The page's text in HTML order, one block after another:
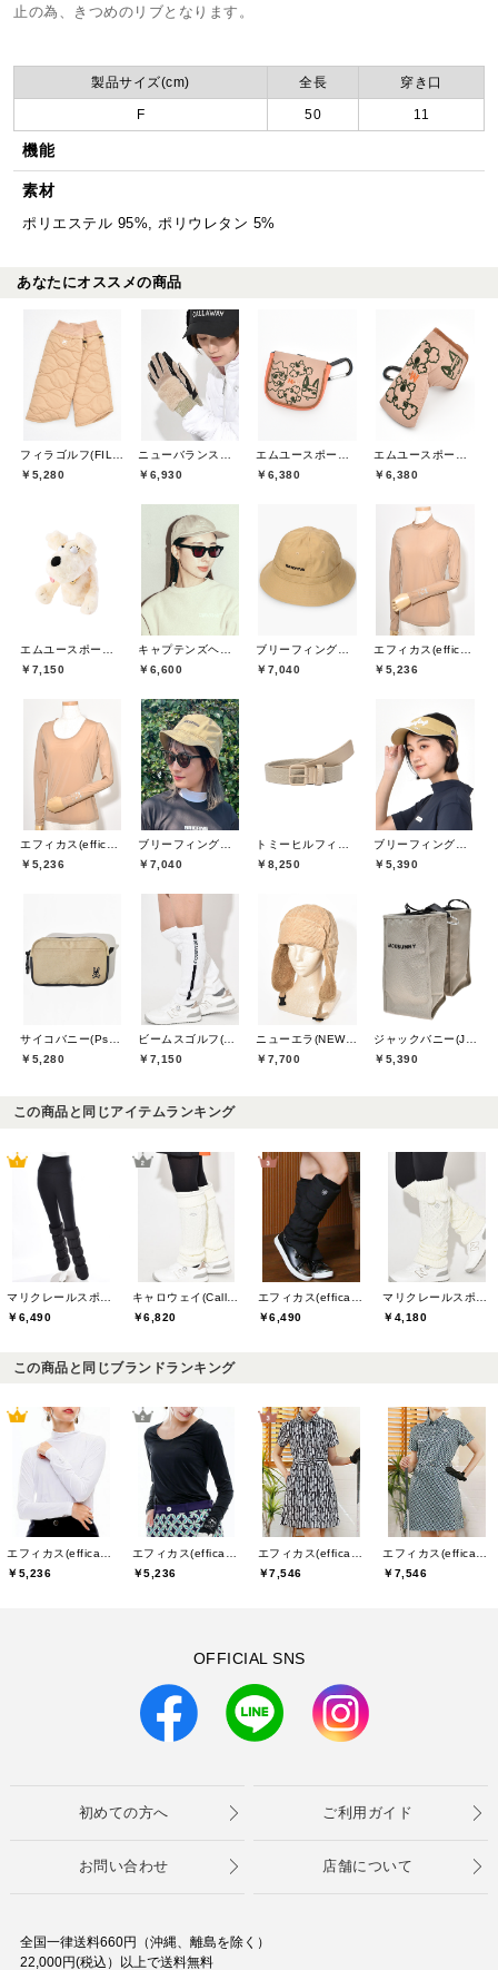
止の為、きつめのリブとなります。
製品サイズ(cm) 全長 穿き口
F 50 11
機能
素材
ポリエステル 95%, ポリウレタン 5%
あなたにオススメの商品
フィラゴルフ(FILA GOLF)
￥5,280
ニューバランスゴルフ(New Balance Golf)
￥6,930
エムユースポーツ(M・U SPORTS)
￥6,380
エムユースポーツ(M・U SPORTS)
￥6,380
エムユースポーツ(M・U SPORTS)
￥7,150
キャプテンズヘルムゴルフ(Captains Helm Golf)
￥6,600
ブリーフィングゴルフ(BRIEFING GOLF)
￥7,040
エフィカス(efficace)
￥5,236
エフィカス(efficace)
￥5,236
ブリーフィングゴルフ(BRIEFING GOLF)
￥7,040
トミーヒルフィガーゴルフ(TOMMY HILFIGER GOLF)
￥8,250
ブリーフィングゴルフ(BRIEFING GOLF)
￥5,390
サイコバニー(Psycho Bunny)
￥5,280
ビームスゴルフ(BEAMS GOLF)
￥7,150
ニューエラ(NEW ERA)
￥7,700
ジャックバニー(Jack Bunny)
￥5,390
この商品と同じアイテムランキング
マリクレールスポール(marie claire sport)
￥6,490
キャロウェイ(Callaway)
￥6,820
エフィカス(efficace)
￥6,490
マリクレールスポール(marie claire sport)
￥4,180
この商品と同じブランドランキング
￥5,236
￥5,236
￥7,546
￥7,546
OFFICIAL SNS
初めての方へ ご利用ガイド
お問い合わせ 店舗について
全国一律送料660円（沖縄、離島を除く）
22,000円(税込）以上で送料無料